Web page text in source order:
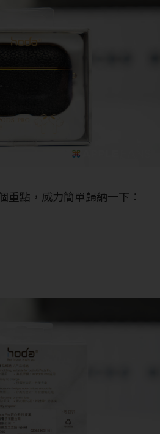
重點，威力簡單歸納一下：